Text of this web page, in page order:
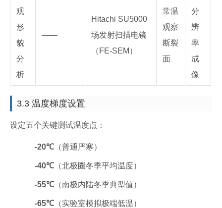
观
形
貌
分
析
——
Hitachi SU5000
场发射扫描电镜
（FE-SEM）
常温
观察
断裂
面
分
辨
率
成
像
3.3 温度梯度设置
设定五个关键测试温度点：
-20℃ （普通严寒）
-40℃ （北极圈冬季平均温度）
-55℃ （南极内陆冬季典型值）
-65℃ （实验室模拟极端低温）